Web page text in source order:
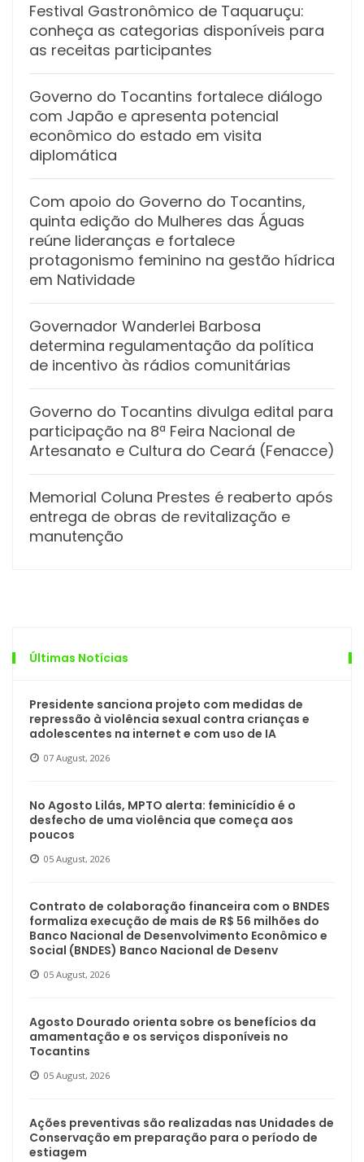
Festival Gastronômico de Taquaruçu:
conheça as categorias disponíveis para
as receitas participantes
Governo do Tocantins fortalece diálogo
com Japão e apresenta potencial
econômico do estado em visita
diplomática
Com apoio do Governo do Tocantins,
quinta edição do Mulheres das Águas
reúne lideranças e fortalece
protagonismo feminino na gestão hídrica
em Natividade
Governador Wanderlei Barbosa
determina regulamentação da política
de incentivo às rádios comunitárias
Governo do Tocantins divulga edital para
participação na 8ª Feira Nacional de
Artesanato e Cultura do Ceará (Fenacce)
Memorial Coluna Prestes é reaberto após
entrega de obras de revitalização e
manutenção
Últimas Notícias
Presidente sanciona projeto com medidas de
repressão à violência sexual contra crianças e
adolescentes na internet e com uso de IA
07 August, 2026
No Agosto Lilás, MPTO alerta: feminicídio é o
desfecho de uma violência que começa aos
poucos
05 August, 2026
Contrato de colaboração financeira com o BNDES
formaliza execução de mais de R$ 56 milhões do
Banco Nacional de Desenvolvimento Econômico e
Social (BNDES) Banco Nacional de Desenv
05 August, 2026
Agosto Dourado orienta sobre os benefícios da
amamentação e os serviços disponíveis no
Tocantins
05 August, 2026
Ações preventivas são realizadas nas Unidades de
Conservação em preparação para o período de
estiagem